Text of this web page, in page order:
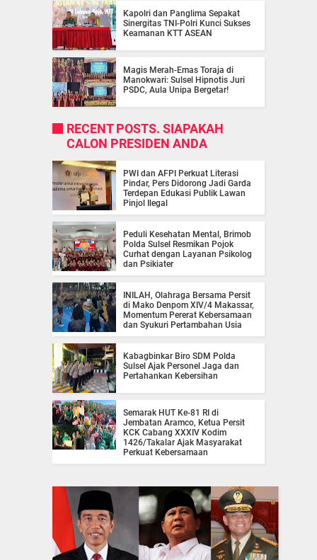
Kapolri dan Panglima Sepakat
Sinergitas TNI-Polri Kunci Sukses
Keamanan KTT ASEAN
Magis Merah-Emas Toraja di
Manokwari: Sulsel Hipnotis Juri
PSDC, Aula Unipa Bergetar!
RECENT POSTS. SIAPAKAH
CALON PRESIDEN ANDA
PWI dan AFPI Perkuat Literasi
Pindar, Pers Didorong Jadi Garda
Terdepan Edukasi Publik Lawan
Pinjol Ilegal
Peduli Kesehatan Mental, Brimob
Polda Sulsel Resmikan Pojok
Curhat dengan Layanan Psikolog
dan Psikiater
INILAH, Olahraga Bersama Persit
di Mako Denpom XIV/4 Makassar,
Momentum Pererat Kebersamaan
dan Syukuri Pertambahan Usia
Kabagbinkar Biro SDM Polda
Sulsel Ajak Personel Jaga dan
Pertahankan Kebersihan
Semarak HUT Ke-81 RI di
Jembatan Aramco, Ketua Persit
KCK Cabang XXXIV Kodim
1426/Takalar Ajak Masyarakat
Perkuat Kebersamaan